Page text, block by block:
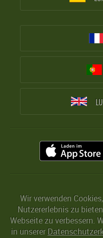
Wir verwenden
Nutzererlebnis zu
Webseite zu verbessern.
in unserer